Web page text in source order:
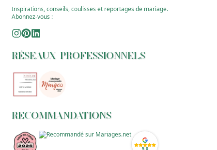
Inspirations, conseils, coulisses et reportages de mariage.
Abonnez-vous :
RÉSEAUX PROFESSIONNELS
RECOMMANDATIONS
5,0